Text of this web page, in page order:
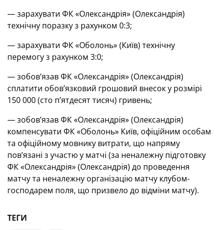
— зарахувати ФК «Олександрія» (Олександрія)
технічну поразку з рахунком 0:3;
— зарахувати ФК «Оболонь» (Київ) технічну
перемогу з рахунком 3:0;
— зобов’язав ФК «Олександрія» (Олександрія)
сплатити обов’язковий грошовий внесок у розмірі
150 000 (сто пʼятдесят тисяч) гривень;
— зобовʼязав ФК «Олександрія» (Олександрія)
компенсувати ФК «Оболонь» Київ, офіційним особам
та офіційному мовнику витрати, що напряму
пов’язані з участю у матчі (за неналежну підготовку
ФК «Олександрія» (Олександрія) до проведення
матчу та неналежну організацію матчу клубом-
господарем поля, що призвело до відміни матчу).
ТЕГИ